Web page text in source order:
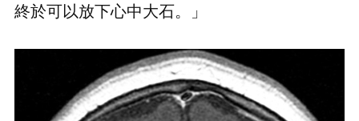
終於可以放下心中大石。」